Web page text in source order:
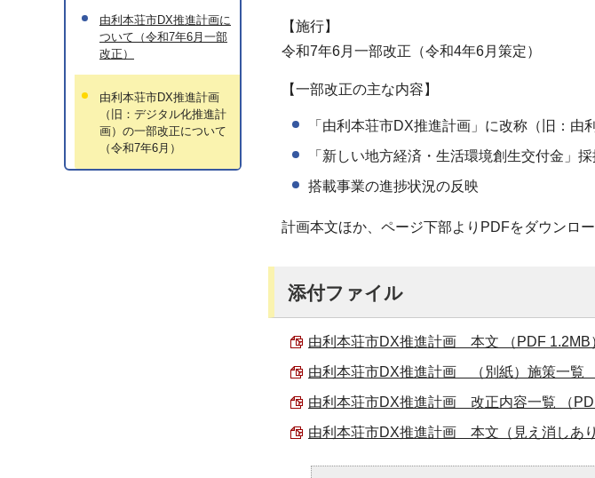
【施行】
令和7年6月一部改正（令和4年6月策定）
【一部改正の主な内容】
「由利本荘市DX推進計画」に改称（旧：由
「新しい地方経済・生活環境創生交付金」
搭載事業の進捗状況の反映
計画本文ほか、ページ下部よりPDFをダウンロ
添付ファイル
由利本荘市DX推進計画 本文 （PDF 1.2MB
由利本荘市DX推進計画 （別紙）施策一覧
由利本荘市DX推進計画 改正内容一覧 （
由利本荘市DX推進計画 本文（見え消しあ
由利本荘市DX推進計画に
ついて（令和7年6月一部
改正）
由利本荘市DX推進計画
（旧：デジタル化推進計
画）の一部改正について
（令和7年6月）